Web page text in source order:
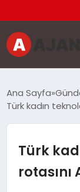
EKONOMI
GENEL
Ana Sayfa
Türk kadın
Türk
rotasını